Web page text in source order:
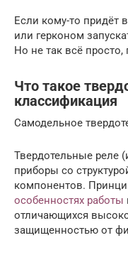
Если кому-то придёт
или герконом
Но не так всё просто,
Что такое
классификация
Самодельное
Твердотельные реле
приборы со
компонентов.
особенностях работы
отличающихся
защищенностью от